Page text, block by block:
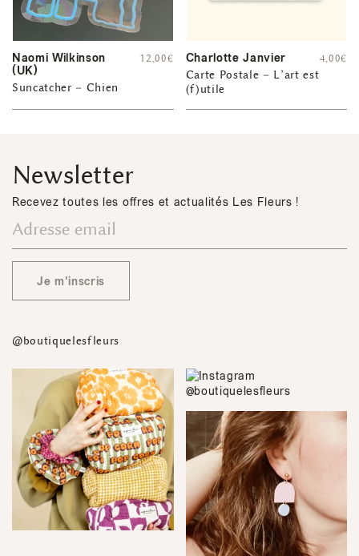
Naomi Wilkinson
(UK)
Suncatcher – Chien
12,00€ Charlotte Janvier
Carte Postale – L’art est
(f)utile
4,00€
Newsletter
Recevez toutes les offres et actualités Les Fleurs !
Je m'inscris
@boutiquelesfleurs